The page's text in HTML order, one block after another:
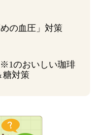
の血圧」対策
※1のおいしい珈琲
糖対策